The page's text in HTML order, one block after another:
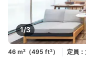
1/3
46 m²（495 ft²） 定員